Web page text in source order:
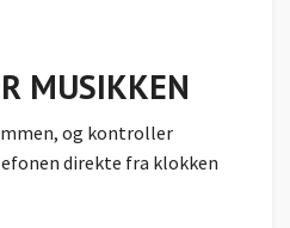
MUSIKKEN
og kontroller
direkte fra klokken